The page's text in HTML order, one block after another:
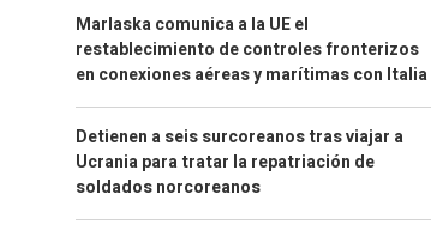
Marlaska comunica a la UE el
restablecimiento de controles fronterizos
en conexiones aéreas y marítimas con Italia
Detienen a seis surcoreanos tras viajar a
Ucrania para tratar la repatriación de
soldados norcoreanos